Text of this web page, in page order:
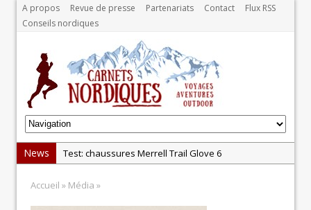
A propos Revue de presse Partenariats Contact
Flux RSS
Conseils nordiques
News
Test: chaussures Merrell Trail Glove 6
Accueil » Média »